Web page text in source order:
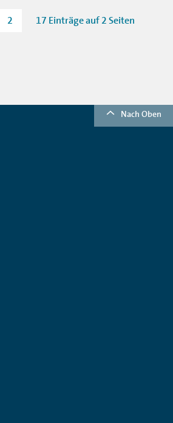
2 17 Einträge auf 2 Seiten
Nach Oben